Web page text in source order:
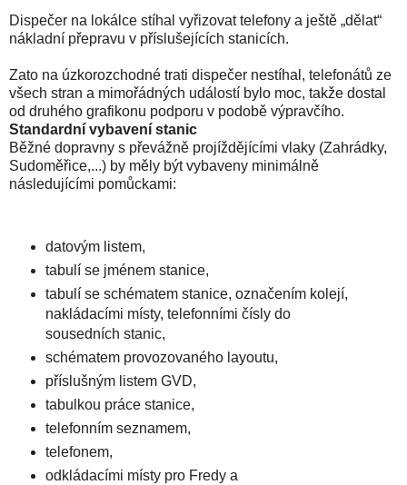
Dispečer na lokálce stíhal vyřizovat telefony a ještě „dělat“
nákladní přepravu v příslušejících stanicích.
Zato na úzkorozchodné trati dispečer nestíhal, telefonátů ze
všech stran a mimořádných událostí bylo moc, takže dostal
od druhého grafikonu podporu v podobě výpravčího.
Standardní vybavení stanic
Běžné dopravny s převážně projíždějícími vlaky (Zahrádky,
Sudoměřice,...) by měly být vybaveny minimálně
následujícími pomůckami:
datovým listem,
tabulí se jménem stanice,
tabulí se schématem stanice, označením kolejí,
nakládacími místy, telefonními čísly do
sousedních stanic,
schématem provozovaného layoutu,
příslušným listem GVD,
tabulkou práce stanice,
telefonním seznamem,
telefonem,
odkládacími místy pro Fredy a